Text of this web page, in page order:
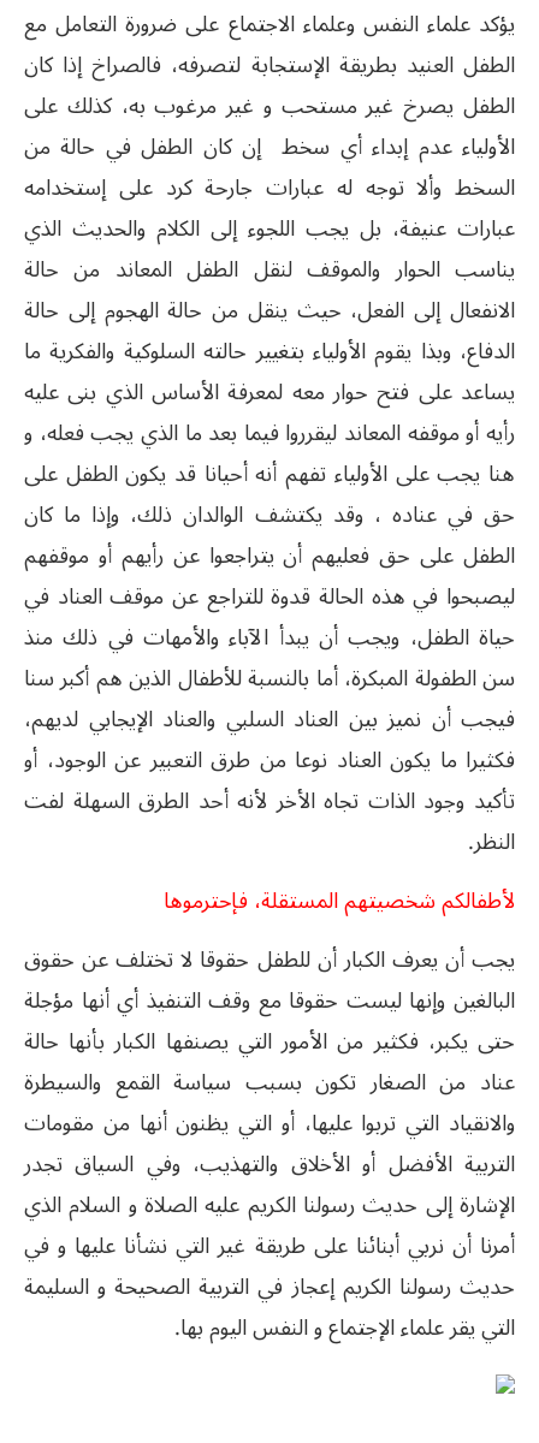
يؤكد علماء النفس وعلماء الاجتماع على ضرورة التعامل مع
الطفل العنيد بطريقة الإستجابة لتصرفه، فالصراخ إذا كان
الطفل يصرخ غير مستحب و غير مرغوب به، كذلك على
الأولياء عدم إبداء أي سخط إن كان الطفل في حالة من
السخط وألا توجه له عبارات جارحة كرد على إستخدامه
عبارات عنيفة، بل يجب اللجوء إلى الكلام والحديث الذي
يناسب الحوار والموقف لنقل الطفل المعاند من حالة
الانفعال إلى الفعل، حيث ينقل من حالة الهجوم إلى حالة
الدفاع، وبذا يقوم الأولياء بتغيير حالته السلوكية والفكرية ما
يساعد على فتح حوار معه لمعرفة الأساس الذي بنى عليه
رأيه أو موقفه المعاند ليقرروا فيما بعد ما الذي يجب فعله، و
هنا يجب على الأولياء تفهم أنه أحيانا قد يكون الطفل على
حق في عناده ، وقد يكتشف الوالدان ذلك، وإذا ما كان
الطفل على حق فعليهم أن يتراجعوا عن رأيهم أو موقفهم
ليصبحوا في هذه الحالة قدوة للتراجع عن موقف العناد في
حياة الطفل، ويجب أن يبدأ الآباء والأمهات في ذلك منذ
سن الطفولة المبكرة، أما بالنسبة للأطفال الذين هم أكبر سنا
فيجب أن نميز بين العناد السلبي والعناد الإيجابي لديهم،
فكثيرا ما يكون العناد نوعا من طرق التعبير عن الوجود، أو
تأكيد وجود الذات تجاه الأخر لأنه أحد الطرق السهلة لفت
النظر.
لأطفالكم شخصيتهم المستقلة، فإحترموها
يجب أن يعرف الكبار أن للطفل حقوقا لا تختلف عن حقوق
البالغين وإنها ليست حقوقا مع وقف التنفيذ أي أنها مؤجلة
حتى يكبر، فكثير من الأمور التي يصنفها الكبار بأنها حالة
عناد من الصغار تكون بسبب سياسة القمع والسيطرة
والانقياد التي تربوا عليها، أو التي يظنون أنها من مقومات
التربية الأفضل أو الأخلاق والتهذيب، وفي السياق تجدر
الإشارة إلى حديث رسولنا الكريم عليه الصلاة و السلام الذي
أمرنا أن نربي أبنائنا على طريقة غير التي نشأنا عليها و في
حديث رسولنا الكريم إعجاز في التربية الصحيحة و السليمة
التي يقر علماء الإجتماع و النفس اليوم بها.